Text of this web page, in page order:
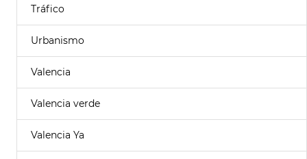
Tráfico
Urbanismo
Valencia
Valencia verde
Valencia Ya